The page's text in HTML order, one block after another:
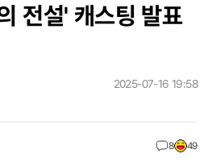
전설' 캐스팅 발표
8 49
2025-07-16 19:58